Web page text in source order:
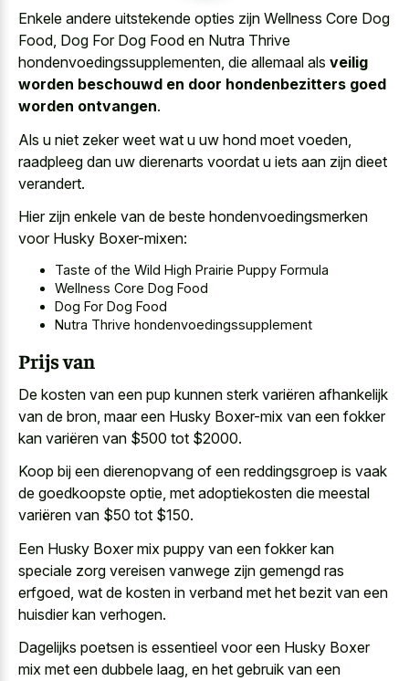
Enkele andere uitstekende opties zijn Wellness Core Dog
Food, Dog For Dog Food en Nutra Thrive
hondenvoedingssupplementen, die allemaal als veilig
worden beschouwd en door hondenbezitters goed
worden ontvangen.
Als u niet zeker weet wat u uw hond moet voeden,
raadpleeg dan uw dierenarts voordat u iets aan zijn dieet
verandert.
Hier zijn enkele van de beste hondenvoedingsmerken
voor Husky Boxer-mixen:
Taste of the Wild High Prairie Puppy Formula
Wellness Core Dog Food
Dog For Dog Food
Nutra Thrive hondenvoedingssupplement
Prijs van
De kosten van een pup kunnen sterk variëren afhankelijk
van de bron, maar een Husky Boxer-mix van een fokker
kan variëren van $500 tot $2000.
Koop bij een dierenopvang of een reddingsgroep is vaak
de goedkoopste optie, met adoptiekosten die meestal
variëren van $50 tot $150.
Een Husky Boxer mix puppy van een fokker kan
speciale zorg vereisen vanwege zijn gemengd ras
erfgoed , wat de kosten in verband met het bezit van een
huisdier kan verhogen.
Dagelijks poetsen is essentieel voor een Husky Boxer
mix met een dubbele laag, en het gebruik van een